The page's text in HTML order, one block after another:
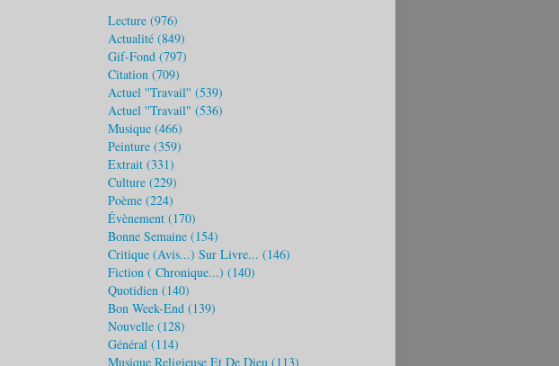
Lecture (976)
Actualité (849)
Gif-Fond (797)
Citation (709)
Actuel ''travail'' (539)
Actuel ''travail" (536)
Musique (466)
Peinture (359)
Extrait (331)
Culture (229)
Poème (224)
Évènement (170)
Bonne Semaine (154)
Critique (avis...) Sur Livre... (146)
Fiction ( Chronique...) (140)
Quotidien (140)
Bon Week-End (139)
Nouvelle (128)
Général (114)
Musique Religieuse Et De Dieu (113)